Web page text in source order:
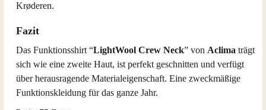
Krøderen.
Fazit
Das Funktionsshirt “LightWool Crew Neck” von Aclima trägt
sich wie eine zweite Haut, ist perfekt geschnitten und verfügt
über herausragende Materialeigenschaft. Eine zweckmäßige
Funktionskleidung für das ganze Jahr.